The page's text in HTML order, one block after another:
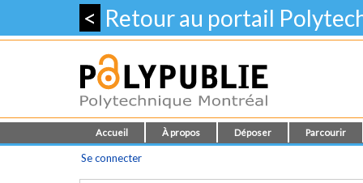
< Retour au portail
Accueil À propos Déposer Parcourir
Se connecter